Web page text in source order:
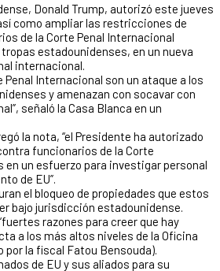
Donald Trump, autorizó este jueves
como ampliar las restricciones de
de la Corte Penal Internacional
estadounidenses, en un nueva
internacional.
Penal Internacional son un ataque a los
y amenazan con socavar con
señaló la Casa Blanca en un
la nota, “el Presidente ha autorizado
funcionarios de la Corte
un esfuerzo para investigar personal
de EU”.
el bloqueo de propiedades que estos
bajo jurisdicción estadounidense.
razones para creer que hay
a los más altos niveles de la Oficina
por la fiscal Fatou Bensouda).
de EU y sus aliados para su